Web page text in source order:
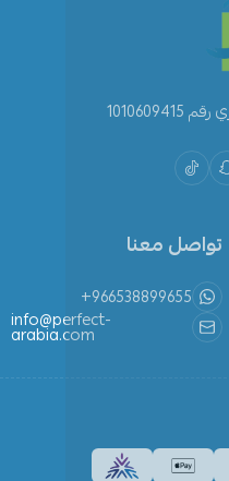
تواصل معنا
+966538899655
info@perfect-
arabia.com